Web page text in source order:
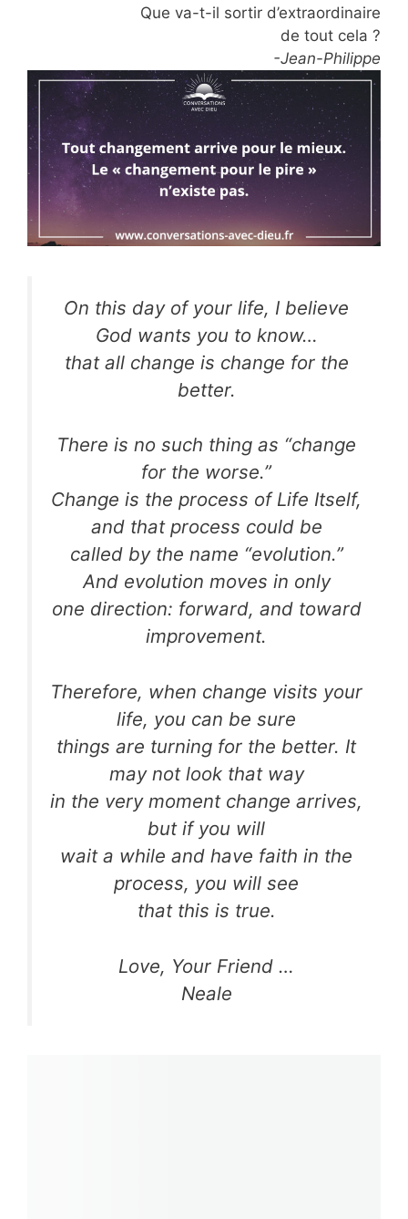
Que va-t-il sortir d’extraordinaire
de tout cela ?
-Jean-Philippe
On this day of your life, I believe
God wants you to know…
that all change is change for the
better.
There is no such thing as “change
for the worse.”
Change is the process of Life Itself,
and that process could be
called by the name “evolution.”
And evolution moves in only
one direction: forward, and toward
improvement.
Therefore, when change visits your
life, you can be sure
things are turning for the better. It
may not look that way
in the very moment change arrives,
but if you will
wait a while and have faith in the
process, you will see
that this is true.
Love, Your Friend …
Neale